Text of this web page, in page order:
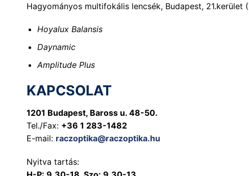
Hagyományos multifokális lencsék, Budapest, 21.kerület
Hoyalux Balansis
Daynamic
Amplitude Plus
KAPCSOLAT
1201 Budapest, Baross u. 48-50.
Tel./Fax: +36 1 283-1482
E-mail: raczoptika@raczoptika.hu
Nyitva tartás: